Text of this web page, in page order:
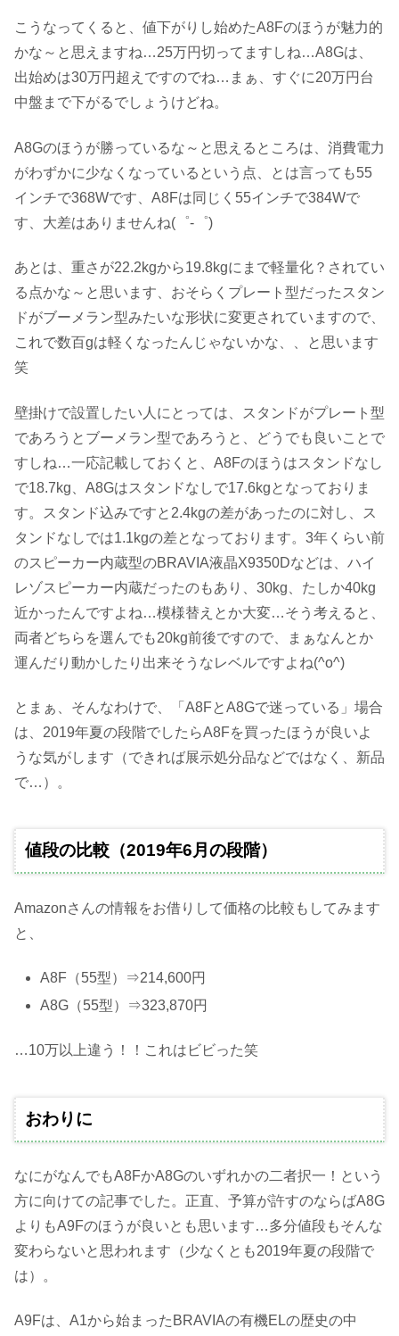
こうなってくると、値下がりし始めたA8Fのほうが魅力的
かな～と思えますね…25万円切ってますしね…A8Gは、
出始めは30万円超えですのでね…まぁ、すぐに20万円台
中盤まで下がるでしょうけどね。
A8Gのほうが勝っているな～と思えるところは、消費電力
がわずかに少なくなっているという点、とは言っても55
インチで368Wです、A8Fは同じく55インチで384Wで
す、大差はありませんね(゜-゜)
あとは、重さが22.2kgから19.8kgにまで軽量化？されてい
る点かな～と思います、おそらくプレート型だったスタン
ドがブーメラン型みたいな形状に変更されていますので、
これで数百gは軽くなったんじゃないかな、、と思います
笑
壁掛けで設置したい人にとっては、スタンドがプレート型
であろうとブーメラン型であろうと、どうでも良いことで
すしね…一応記載しておくと、A8Fのほうはスタンドなし
で18.7kg、A8Gはスタンドなしで17.6kgとなっておりま
す。スタンド込みですと2.4kgの差があったのに対し、ス
タンドなしでは1.1kgの差となっております。3年くらい前
のスピーカー内蔵型のBRAVIA液晶X9350Dなどは、ハイ
レゾスピーカー内蔵だったのもあり、30kg、たしか40kg
近かったんですよね…模様替えとか大変…そう考えると、
両者どちらを選んでも20kg前後ですので、まぁなんとか
運んだり動かしたり出来そうなレベルですよね(^o^)
とまぁ、そんなわけで、「A8FとA8Gで迷っている」場合
は、2019年夏の段階でしたらA8Fを買ったほうが良いよ
うな気がします（できれば展示処分品などではなく、新品
で…）。
値段の比較（2019年6月の段階）
Amazonさんの情報をお借りして価格の比較もしてみます
と、
A8F（55型）⇒214,600円
A8G（55型）⇒323,870円
…10万以上違う！！これはビビった笑
おわりに
なにがなんでもA8FかA8Gのいずれかの二者択一！という
方に向けての記事でした。正直、予算が許すのならばA8G
よりもA9Fのほうが良いとも思います…多分値段もそんな
変わらないと思われます（少なくとも2019年夏の段階で
は）。
A9Fは、A1から始まったBRAVIAの有機ELの歴史の中